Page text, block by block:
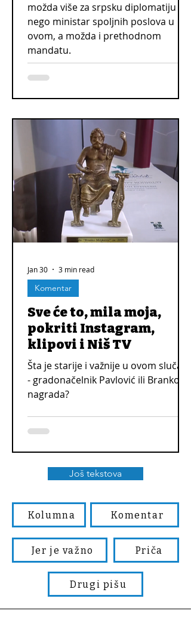
možda više za srpsku diplomatiju
nego ministar spoljnih poslova u
ovom, a možda i prethodnom
mandatu.
Sve će to, mila moja,
pokriti Instagram,
klipovi i Niš TV
Šta je starije i važnije u ovom slučaju
- gradonačelnik Pavlović ili Brankova
nagrada?
Komentar
Jan 30 3 min read
Još tekstova
Kolumna Komentar
Jer je važno Priča
Drugi pišu